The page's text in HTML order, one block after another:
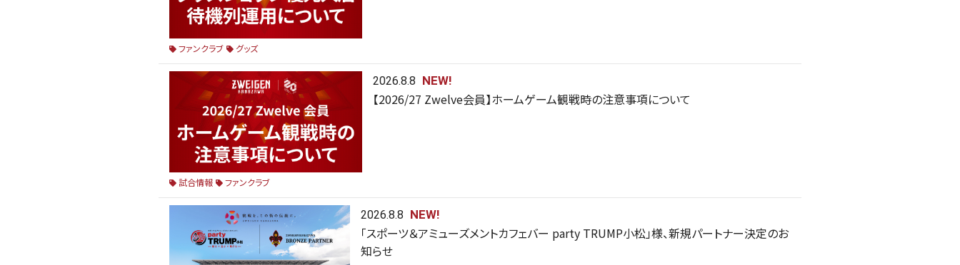
ファンクラブ グッズ
2026.8.8 NEW!
【2026/27 Zwelve会員】ホームゲーム観戦時の注意事項について
試合情報 ファンクラブ
2026.8.8 NEW!
「スポーツ＆アミューズメントカフェバー party TRUMP小松」様、新規パートナー決定のお
知らせ